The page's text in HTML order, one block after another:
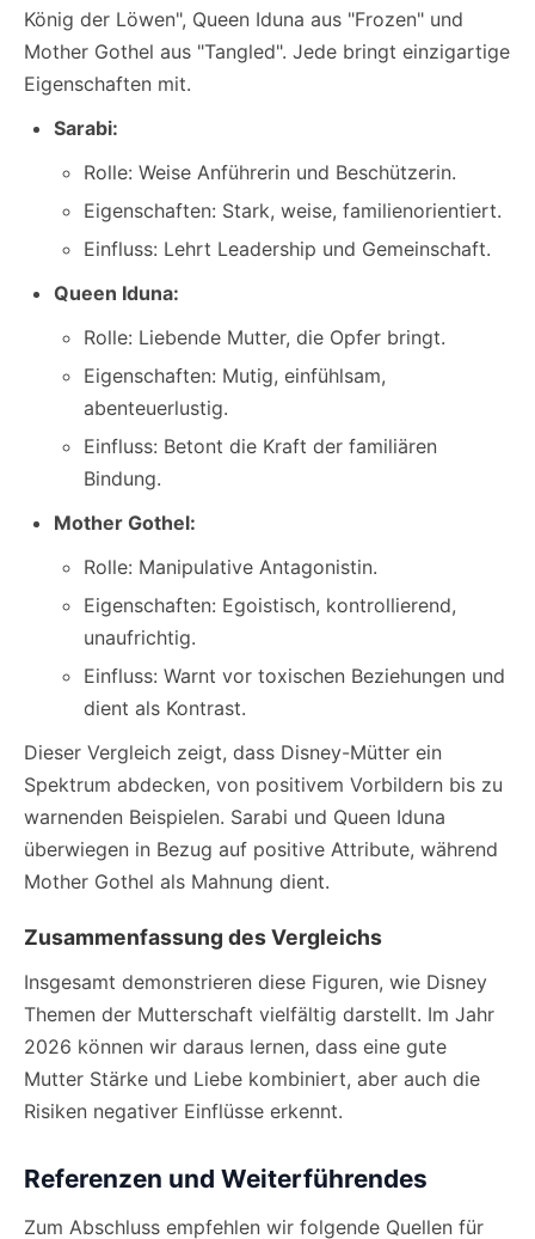
König der Löwen", Queen Iduna aus "Frozen" und
Mother Gothel aus "Tangled". Jede bringt einzigartige
Eigenschaften mit.
Sarabi:
Rolle: Weise Anführerin und Beschützerin.
Eigenschaften: Stark, weise, familienorientiert.
Einfluss: Lehrt Leadership und Gemeinschaft.
Queen Iduna:
Rolle: Liebende Mutter, die Opfer bringt.
Eigenschaften: Mutig, einfühlsam,
abenteuerlustig.
Einfluss: Betont die Kraft der familiären
Bindung.
Mother Gothel:
Rolle: Manipulative Antagonistin.
Eigenschaften: Egoistisch, kontrollierend,
unaufrichtig.
Einfluss: Warnt vor toxischen Beziehungen und
dient als Kontrast.
Dieser Vergleich zeigt, dass Disney-Mütter ein
Spektrum abdecken, von positivem Vorbildern bis zu
warnenden Beispielen. Sarabi und Queen Iduna
überwiegen in Bezug auf positive Attribute, während
Mother Gothel als Mahnung dient.
Zusammenfassung des Vergleichs
Insgesamt demonstrieren diese Figuren, wie Disney
Themen der Mutterschaft vielfältig darstellt. Im Jahr
2026 können wir daraus lernen, dass eine gute
Mutter Stärke und Liebe kombiniert, aber auch die
Risiken negativer Einflüsse erkennt.
Referenzen und Weiterführendes
Zum Abschluss empfehlen wir folgende Quellen für